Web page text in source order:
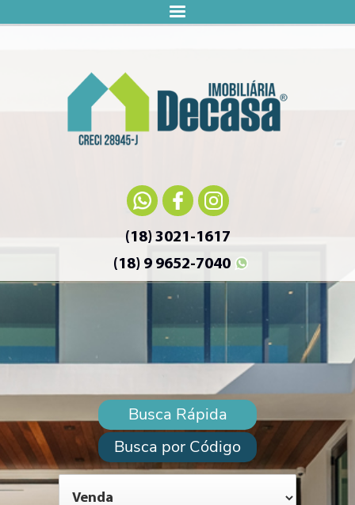
(18) 3021-1617
(18) 9 9652-7040
Busca Rápida
Busca por Código